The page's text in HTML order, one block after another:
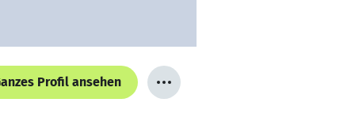
Profil ansehen